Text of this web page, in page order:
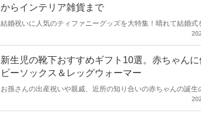
からインテリア雑貨まで
結婚祝いに人気のティファニーグッズを大特集！晴れて結婚式
わせいっぱいのカップルには、特別なプレゼントを。ティファ
ださいね。
新生児の靴下おすすめギフト10選。赤ちゃん
ビーソックス＆レッグウォーマー
お孫さんの出産祝いや親戚、近所の知り合いの赤ちゃんの誕生
持ちとして贈りたいギフト。何を贈っていいか迷ったらベビー